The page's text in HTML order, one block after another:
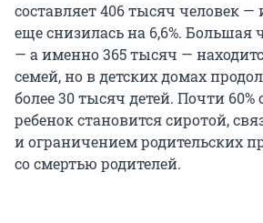
составляет 406 тысяч человек —
еще снизилась на 6,6%. Большая
— а именно 365 тысяч —
семей, но в детских домах
более 30 тысяч детей. Почти 60%
ребенок становится сиротой,
и ограничением родительских
со смертью родителей.